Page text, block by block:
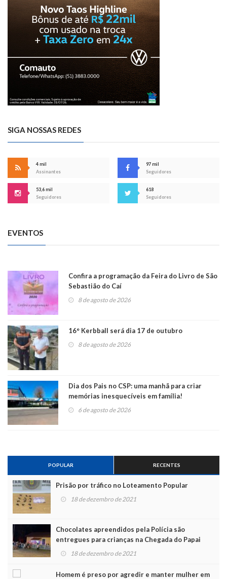
SIGA NOSSAS REDES
4 mil
Assinantes
97 mil
Seguidores
53,6 mil
Seguidores
618
Seguidores
EVENTOS
Confira a programação da Feira do Livro de São
Sebastião do Caí
8 de agosto de 2026
16° Kerbball será dia 17 de outubro
8 de agosto de 2026
Dia dos Pais no CSP: uma manhã para criar
memórias inesquecíveis em família!
6 de agosto de 2026
POPULAR RECENTES
Prisão por tráfico no Loteamento Popular
18 de dezembro de 2021
Chocolates apreendidos pela Polícia são
entregues para crianças na Chegada do Papai
Noel
18 de dezembro de 2021
Homem é preso por agredir e manter mulher em